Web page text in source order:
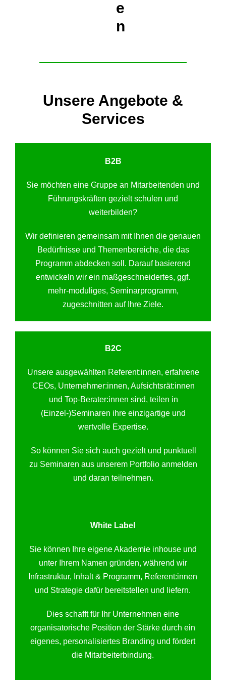
e
n
Unsere Angebote &
Services
B2B
Sie möchten eine Gruppe an Mitarbeitenden und
Führungskräften gezielt schulen und
weiterbilden?
Wir definieren gemeinsam mit Ihnen die genauen
Bedürfnisse und Themenbereiche, die das
Programm abdecken soll. Darauf basierend
entwickeln wir ein maßgeschneidertes, ggf.
mehr-moduliges, Seminarprogramm,
zugeschnitten auf Ihre Ziele.
B2C
Unsere ausgewählten Referent:innen, erfahrene
CEOs, Unternehmer:innen, Aufsichtsrät:innen
und Top-Berater:innen sind, teilen in
(Einzel-)Seminaren ihre einzigartige und
wertvolle Expertise.
So können Sie sich auch gezielt und punktuell
zu Seminaren aus unserem Portfolio anmelden
und daran teilnehmen.
White Label
Sie können Ihre eigene Akademie inhouse und
unter Ihrem Namen gründen, während wir
Infrastruktur, Inhalt & Programm, Referent:innen
und Strategie dafür bereitstellen und liefern.
Dies schafft für Ihr Unternehmen eine
organisatorische Position der Stärke durch ein
eigenes, personalisiertes Branding und fördert
die Mitarbeiterbindung.